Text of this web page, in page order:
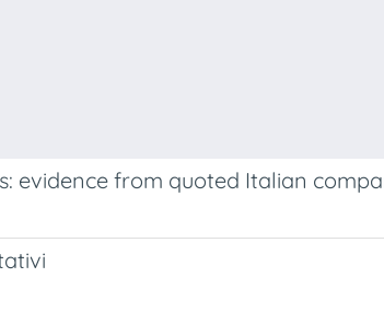
evidence from quoted Italian